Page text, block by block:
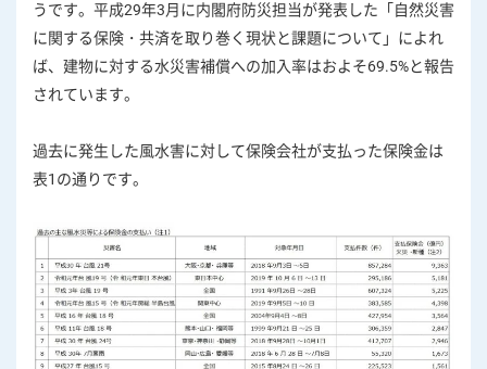
うです。平成29年3月に内閣府防災担当が発表した「自然災害
に関する保険・共済を取り巻く現状と課題について」によれ
ば、建物に対する水災害補償への加入率はおよそ69.5%と報告
されています。
過去に発生した風水害に対して保険会社が支払った保険金は
表1の通りです。